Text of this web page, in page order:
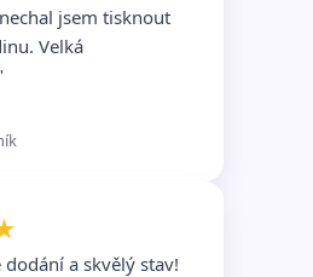
jsem tisknout
Velká
a skvělý stav!